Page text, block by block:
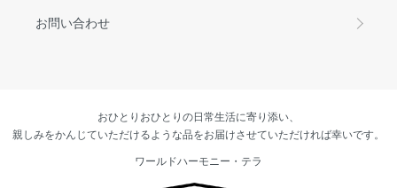
お問い合わせ
おひとりおひとりの日常生活に寄り添い、
親しみをかんじていただけるような品をお届けさせていただければ幸いです。
ワールドハーモニー・テラ